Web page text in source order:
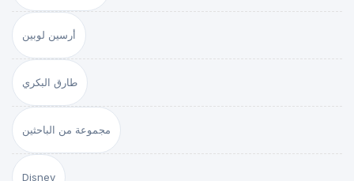
أرسين لوبين
طارق البكري
مجموعة من الباحثين
Disney